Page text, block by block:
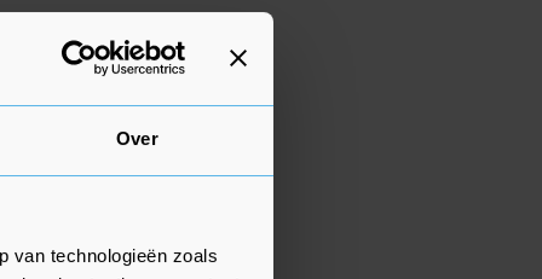
Over
van technologieën zoals